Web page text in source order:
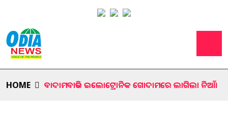
HOME ବାଦାମବାଡିର ଇଲୋଟ୍ରୋନିକ ଗୋଦାମରେ ଲାଗିଲା ନିଆଁ।